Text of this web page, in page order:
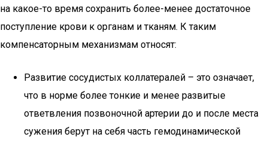
на какое-то время сохранить более-менее достаточное
поступление крови к органам и тканям. К таким
компенсаторным механизмам относят:
Развитие сосудистых коллатералей – это означает,
что в норме более тонкие и менее развитые
ответвления позвоночной артерии до и после места
сужения берут на себя часть гемодинамической